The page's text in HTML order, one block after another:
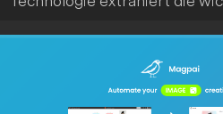
Team oder deine Kunden nur
relevantesten Informationen
werden. Profitiere von einer
ansprechenden